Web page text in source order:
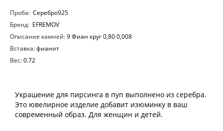
Проба: Серебро925
Бренд: EFREMOV
Описание камней:9 Фиан круг 0,80 0,008
Вставка:фианит
Вес:0.72
Украшение для пирсинга в пуп выполнено из серебра.
Это ювелирное изделие добавит изюминку в ваш
современный образ. Для женщин и детей.